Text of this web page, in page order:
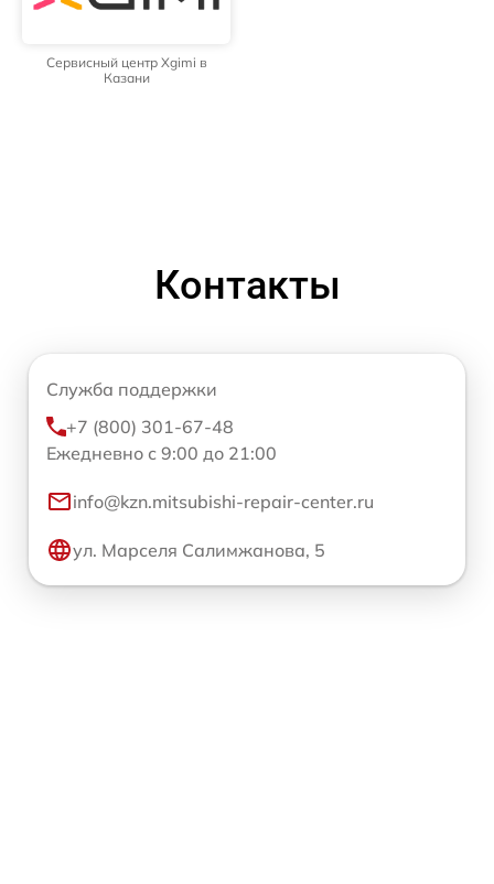
Сервисный центр Xgimi в
Казани
Контакты
Служба поддержки
+7 (800) 301-67-48
Ежедневно с 9:00 до 21:00
info@kzn.mitsubishi-repair-center.ru
ул. Марселя Салимжанова, 5